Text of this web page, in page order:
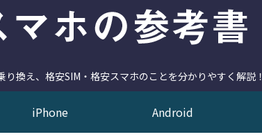
り換え、格安SIM・格安スマホのことを分かりやすく解説！
iPhone Android